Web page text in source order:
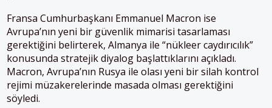
Fransa Cumhurbaşkanı Emmanuel Macron ise
Avrupa’nın yeni bir güvenlik mimarisi tasarlaması
gerektiğini belirterek, Almanya ile “nükleer caydırıcılık”
konusunda stratejik diyalog başlattıklarını açıkladı.
Macron, Avrupa’nın Rusya ile olası yeni bir silah kontrol
rejimi müzakerelerinde masada olması gerektiğini
söyledi.